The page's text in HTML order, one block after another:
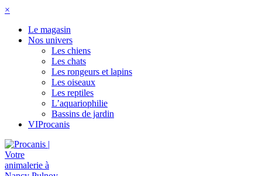
×
Le magasin
Nos univers
Les chiens
Les chats
Les rongeurs et lapins
Les oiseaux
Les reptiles
L’aquariophilie
Bassins de jardin
VIProcanis